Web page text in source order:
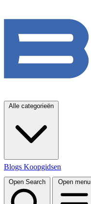
Alle categorieën
Blogs Koopgidsen
Open Search Open menu